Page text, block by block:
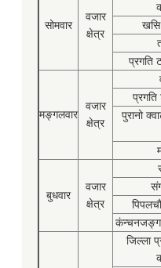
सोमवार
वजार
क्षेत्र
खसि
प्रगति
मङ्गलवार
वजार
क्षेत्र
पुरानो
बुधवार
वजार
क्षेत्र
जिल्ला